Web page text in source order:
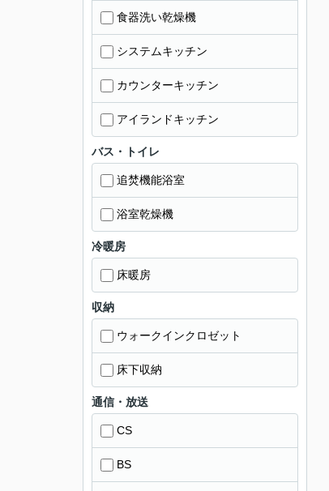
食器洗い乾燥機
システムキッチン
カウンターキッチン
アイランドキッチン
バス・トイレ
追焚機能浴室
浴室乾燥機
冷暖房
床暖房
収納
ウォークインクロゼット
床下収納
通信・放送
CS
BS